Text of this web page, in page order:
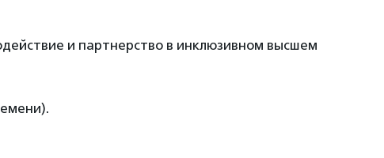
и партнерство в инклюзивном высшем